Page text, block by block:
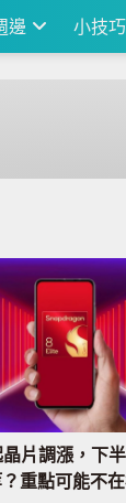
邊 小技巧
片調漲，下
重點可能不